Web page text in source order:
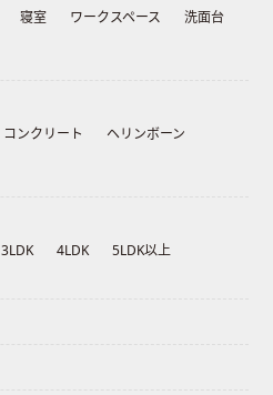
寝室 ワークスペース
洗面台
コンクリート
ヘリンボーン
3LDK 4LDK 5LDK以上